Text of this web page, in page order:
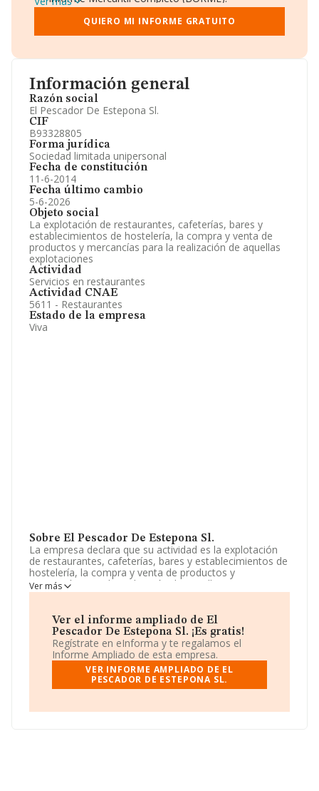
Información general
Razón social
El Pescador De Estepona Sl.
CIF
B93328805
Forma jurídica
Sociedad limitada unipersonal
Fecha de constitución
11-6-2014
Fecha último cambio
5-6-2026
Objeto social
La explotación de restaurantes, cafeterías, bares y
establecimientos de hostelería, la compra y venta de
productos y mercancías para la realización de aquellas
explotaciones
Actividad
Servicios en restaurantes
Actividad CNAE
5611 - Restaurantes
Estado de la empresa
Viva
Sobre El Pescador De Estepona Sl.
La empresa declara que su actividad es la explotación
de restaurantes, cafeterías, bares y establecimientos de
hostelería, la compra y venta de productos y
mercancías para la realización de aquellas
explotaciones. La empresa aparece inscrita en el
CNAE: 5611 - '%cnae%'. No realiza actividad de
importación y/o exportación.
La plantilla se ha reducido un 10% y según las cifras
existentes en la base de datos de INFORMA, el número
de empleados ha estado por encima de la media de
sector.
Acerca de la información en los distintos rankings: ha
Ver más
Ver el informe ampliado de El
Pescador De Estepona Sl. ¡Es gratis!
Regístrate en eInforma y te regalamos el
Informe Ampliado de esta empresa.
VER INFORME AMPLIADO DE EL
PESCADOR DE ESTEPONA SL.
Gráficos de Evolución Ventas y Empleados.
Consejo de Administración y Administradores.
Directivos y Ejecutivos.
Información oficial y registral complementaria.
QUIERO MI INFORME GRATUITO